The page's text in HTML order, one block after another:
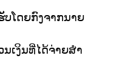
ໂດຍກົງຈາກນາຍ
ເງິນທີ່ໄດ້ຈ່າຍສໍາ